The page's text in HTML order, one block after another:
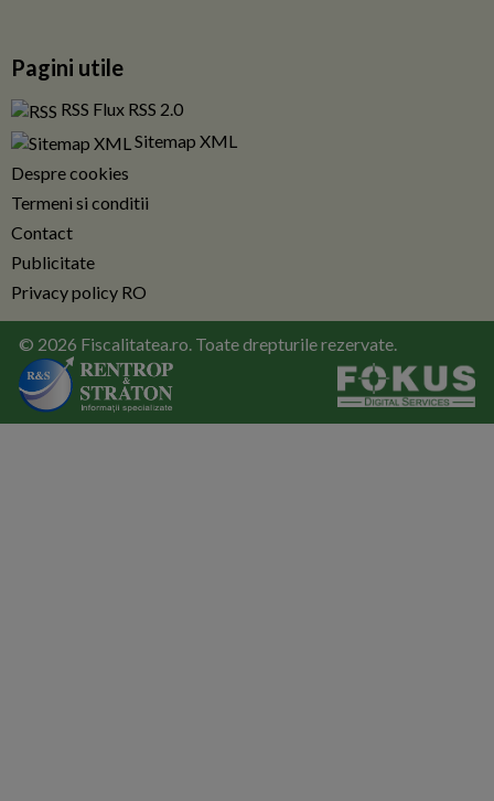
Pagini utile
RSS Flux RSS 2.0
Sitemap XML
Despre cookies
Termeni si conditii
Contact
Publicitate
Privacy policy RO
© 2026 Fiscalitatea.ro. Toate drepturile rezervate.